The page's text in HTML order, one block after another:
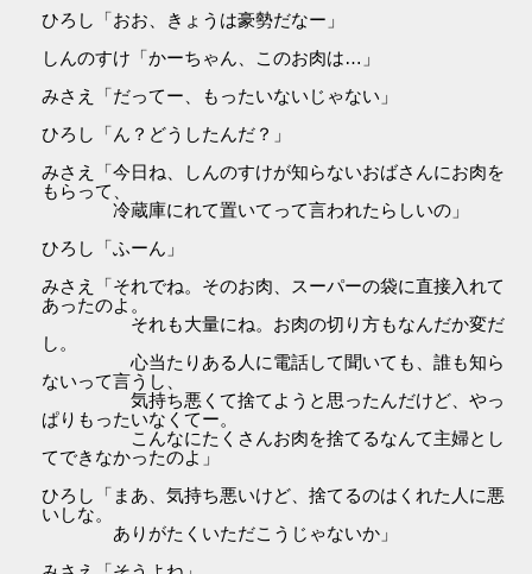
ひろし「おお、きょうは豪勢だなー」
しんのすけ「かーちゃん、このお肉は…」
みさえ「だってー、もったいないじゃない」
ひろし「ん？どうしたんだ？」
みさえ「今日ね、しんのすけが知らないおばさんにお肉を
もらって、
冷蔵庫にれて置いてって言われたらしいの」
ひろし「ふーん」
みさえ「それでね。そのお肉、スーパーの袋に直接入れて
あったのよ。
それも大量にね。お肉の切り方もなんだか変だ
し。
心当たりある人に電話して聞いても、誰も知ら
ないって言うし、
気持ち悪くて捨てようと思ったんだけど、やっ
ぱりもったいなくてー。
こんなにたくさんお肉を捨てるなんて主婦とし
てできなかったのよ」
ひろし「まあ、気持ち悪いけど、捨てるのはくれた人に悪
いしな。
ありがたくいただこうじゃないか」